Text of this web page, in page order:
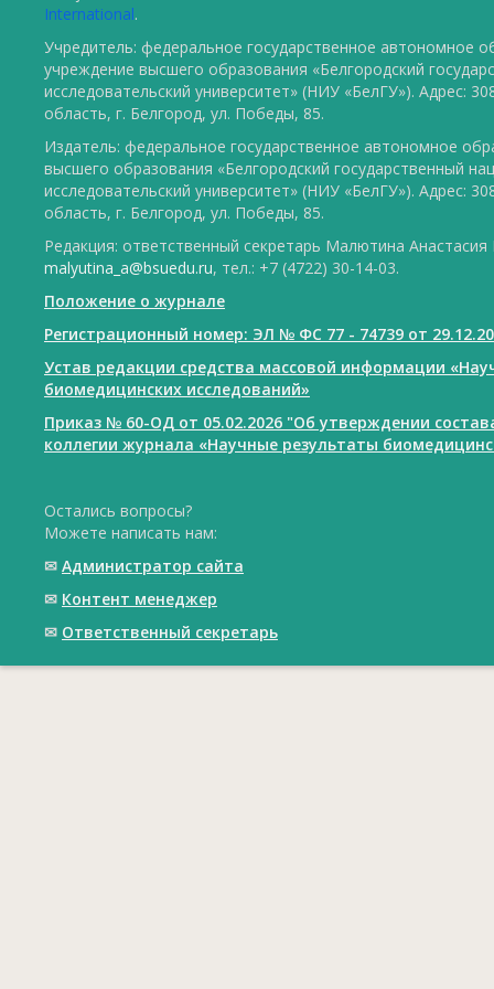
International.
Учредитель: федеральное государственное автономное
учреждение высшего образования «Белгородский
исследовательский университет» (НИУ «БелГУ»). Адрес:
область, г. Белгород, ул. Победы, 85.
Издатель: федеральное государственное автономное
высшего образования «Белгородский государственный
исследовательский университет» (НИУ «БелГУ»). Адрес:
область, г. Белгород, ул. Победы, 85.
Редакция: ответственный секретарь Малютина
malyutina_a@bsuedu.ru, тел.: +7 (4722) 30-14-03.
Положение о журнале
Регистрационный номер: ЭЛ № ФС 77 - 74739 от
Устав редакции средства массовой информации
биомедицинских исследований»
Приказ № 60-ОД от 05.02.2026 "Об утверждении
коллегии журнала «Научные результаты
Остались вопросы?
Можете написать нам:
✉ Администратор сайта
✉ Контент менеджер
✉ Ответственный cекретарь